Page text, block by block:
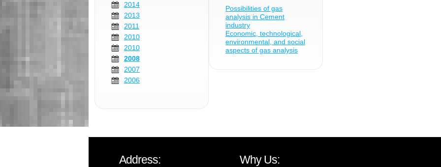
2014
2013
2011
2010
2010
2008
2007
2006
Possibilities of gas
analysis in Cement
industry
Economic, technological,
environmental, and social
aspects of gas analysis
Address: Why Us: